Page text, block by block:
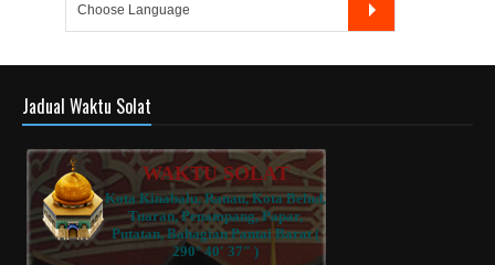
Jadual Waktu Solat